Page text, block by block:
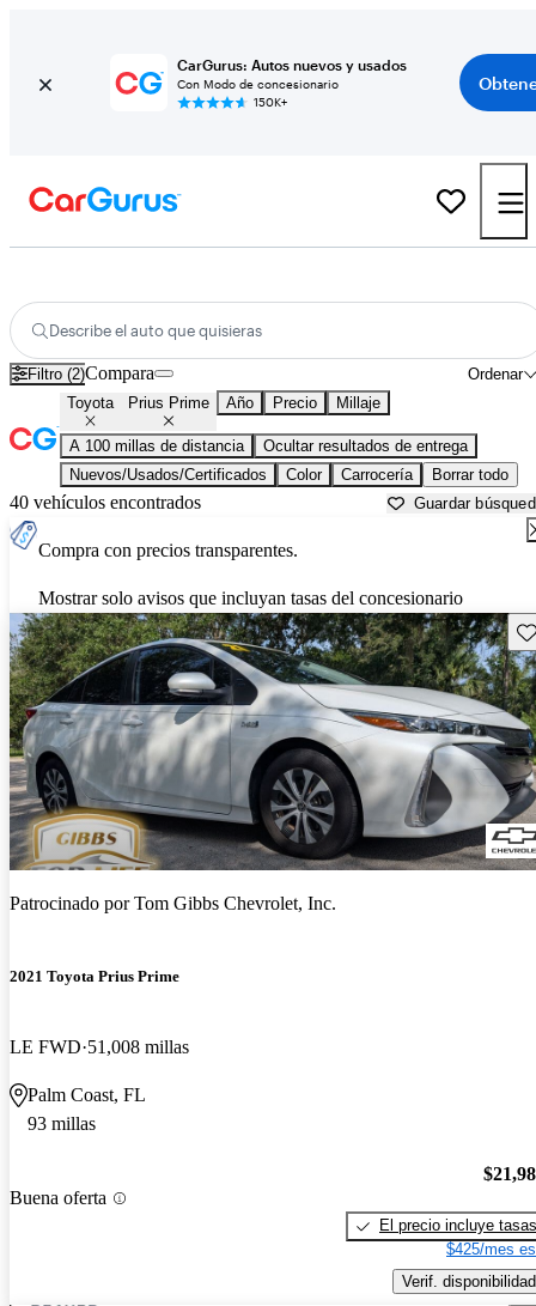
CarGurus: Autos nuevos y usados
Con Modo de concesionario
150K+
Describe el auto que quisieras
Filtro (2) Ordenar
Compara
Toyota Prius Prime Año Precio Millaje
A 100 millas de distancia
Ocultar resultados de entrega
Nuevos/Usados/Certificados
Color Carrocería Borrar todo
40 vehículos encontrados Guardar
Compra con precios transparentes.
Mostrar solo avisos que incluyan tasas del concesionario
Patrocinado porTom Gibbs Chevrolet, Inc.
2021 Toyota Prius Prime
LE FWD 51,008 millas
Palm Coast, FL
93 millas
Buena oferta
El precio incluye tasas
$425/mes
Verif. disponibilidad